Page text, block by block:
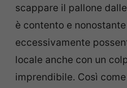
scappare il pallone
è contento e
eccessivamente
locale anche con un
imprendibile. Così